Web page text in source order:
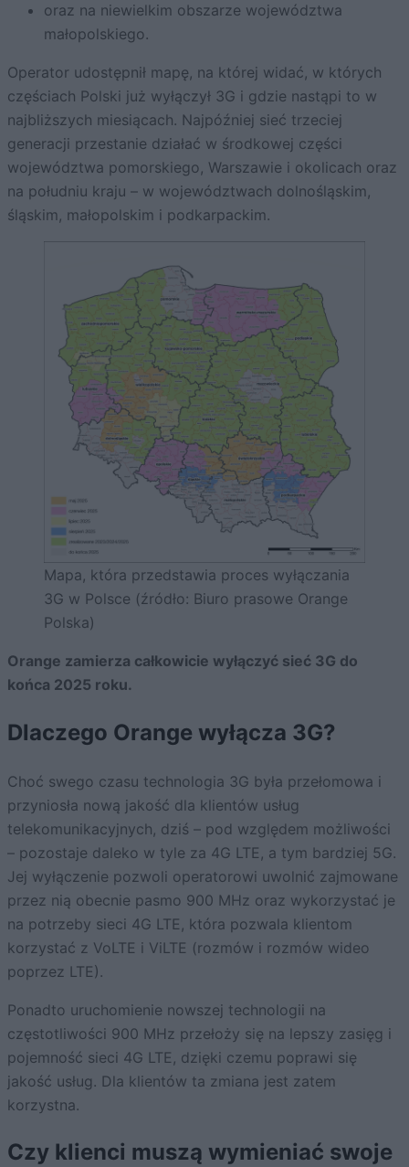
oraz na niewielkim obszarze województwa
małopolskiego.
Operator udostępnił mapę, na której widać, w których
częściach Polski już wyłączył 3G i gdzie nastąpi to w
najbliższych miesiącach. Najpóźniej sieć trzeciej
generacji przestanie działać w środkowej części
województwa pomorskiego, Warszawie i okolicach oraz
na południu kraju – w województwach dolnośląskim,
śląskim, małopolskim i podkarpackim.
Mapa, która przedstawia proces wyłączania
3G w Polsce (źródło: Biuro prasowe Orange
Polska)
Orange zamierza całkowicie wyłączyć sieć 3G do
końca 2025 roku.
Dlaczego Orange wyłącza 3G?
Choć swego czasu technologia 3G była przełomowa i
przyniosła nową jakość dla klientów usług
telekomunikacyjnych, dziś – pod względem możliwości
– pozostaje daleko w tyle za 4G LTE, a tym bardziej 5G.
Jej wyłączenie pozwoli operatorowi uwolnić zajmowane
przez nią obecnie pasmo 900 MHz oraz wykorzystać je
na potrzeby sieci 4G LTE, która pozwala klientom
korzystać z VoLTE i ViLTE (rozmów i rozmów wideo
poprzez LTE).
Ponadto uruchomienie nowszej technologii na
częstotliwości 900 MHz przełoży się na lepszy zasięg i
pojemność sieci 4G LTE, dzięki czemu poprawi się
jakość usług. Dla klientów ta zmiana jest zatem
korzystna.
Czy klienci muszą wymieniać swoje